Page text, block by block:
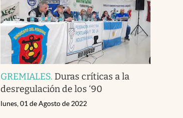
GREMIALES. Duras críticas a la
desregulación de los ‘90
lunes, 01 de Agosto de 2022